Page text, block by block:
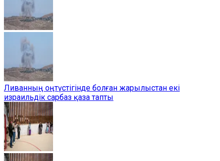
Ливанның оңтүстігінде болған жарылыстан екі
израильдік сарбаз қаза тапты